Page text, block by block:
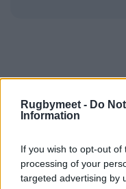
Rugbymeet - Do
Information
If you wish to opt-out
processing of your
targeted advertising by
Visita lo Shop